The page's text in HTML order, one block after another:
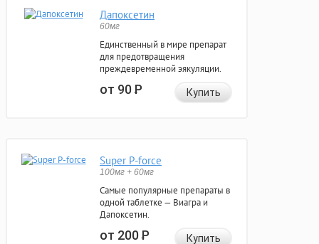
Дапоксетин
60мг
Единственный в мире препарат
для предотвращения
преждевременной эякуляции.
от 90Р Купить
Super P-force
100мг + 60мг
Самые популярные препараты в
одной таблетке — Виагра и
Дапоксетин.
от 200Р Купить